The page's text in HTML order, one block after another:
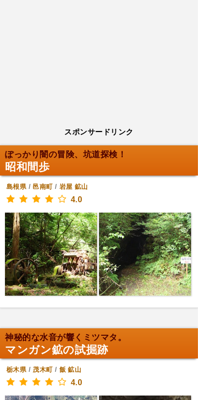
スポンサードリンク
ぽっかり闇の冒険、坑道探検！
昭和間歩
島根県/邑南町/ 岩屋 鉱山
4.0
神秘的な水音が響くミツマタ。
マンガン鉱の試掘跡
栃木県/ 茂木町/ 飯 鉱山
4.0